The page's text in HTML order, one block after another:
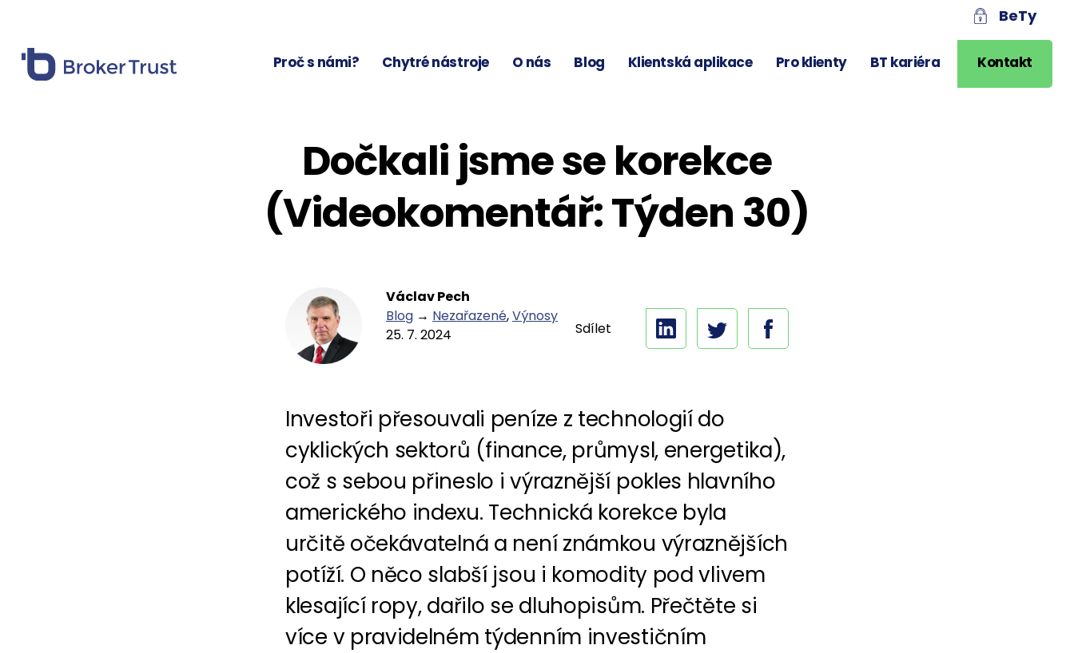
Proč s námi? Chytré nástroje O nás Blog Klientská aplikace Pro klienty BT kariéra Kontakt
BeTy
Dočkali jsme se korekce
(Videokomentář: Týden 30)
Václav Pech
Blog → Nezařazené,Výnosy
25. 7. 2024
Sdílet
Investoři přesouvali peníze z technologií do
cyklických sektorů (finance, průmysl, energetika),
což s sebou přineslo i výraznější pokles hlavního
amerického indexu. Technická korekce byla
určitě očekávatelná a není známkou výraznějších
potíží. O něco slabší jsou i komodity pod vlivem
klesající ropy, dařilo se dluhopisům. Přečtěte si
více v pravidelném týdenním investičním